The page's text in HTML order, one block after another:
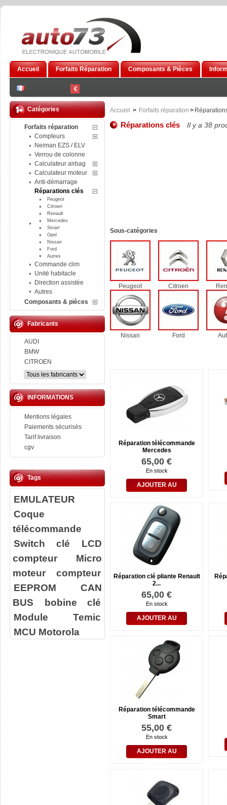
€
Accueil Forfaits Réparation Composants & Pièces
Catégories
Forfaits réparation
Compteurs
Neiman EZS / ELV
Verrou de colonne
Calculateur airbag
Calculateur moteur
Anti-démarrage
Réparations clés
Peugeot
Citroen
Renault
Mercedes
Smart
Opel
Nissan
Ford
Autres
Commande clim
Unité habitacle
Direction assistée
Autres
Composants & pièces
Fabricants
AUDI
BMW
CITROEN
INFORMATIONS
Mentions légales
Paiements sécurisés
Tarif livraison
cgv
Tags
EMULATEUR
Coque
télécommande
Switch clé
LCD
compteur
Micro
moteur compteur
EEPROM
CAN
BUS
bobine clé
Module Temic
MCU Motorola
Accueil > Forfaits réparation >
Réparations clés Il y a 38
Sous-catégories
Peugeot Citroen
Nissan Ford
Réparation télécommande
Mercedes
65,00 €
En stock
AJOUTER AU
Réparation clé pliante Renault
2...
65,00 €
En stock
AJOUTER AU
Réparation télécommande
Smart
55,00 €
En stock
AJOUTER AU